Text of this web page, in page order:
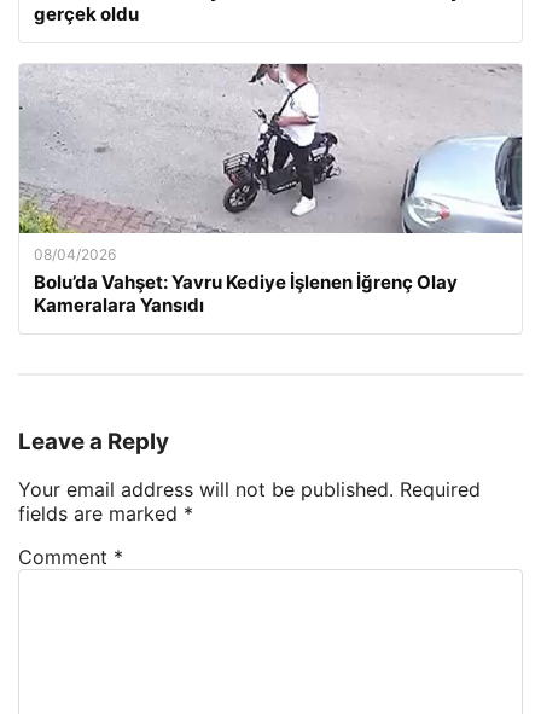
gerçek oldu
08/04/2026
Bolu’da Vahşet: Yavru Kediye İşlenen İğrenç Olay
Kameralara Yansıdı
Leave a Reply
Your email address will not be published. Required
fields are marked *
Comment *